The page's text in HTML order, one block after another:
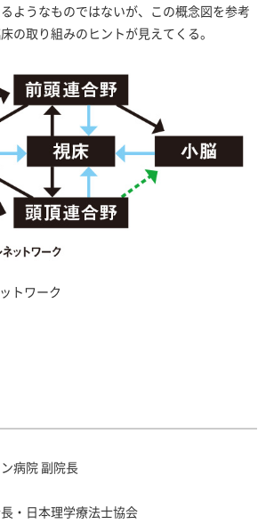
ようなものではないが、この概念図を参考
の取り組みのヒントが見えてくる。
トワーク
病院 副院長
・日本理学療法士協会